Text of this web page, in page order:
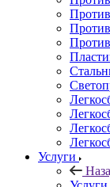
Услуги